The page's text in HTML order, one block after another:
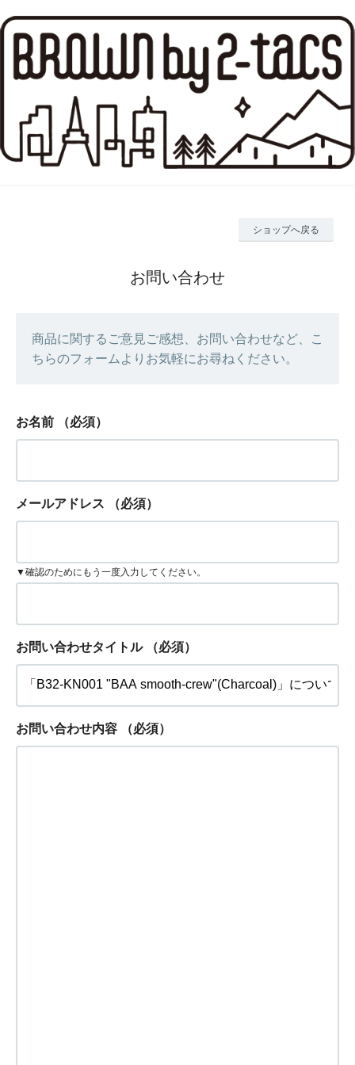
ショップへ戻る
お問い合わせ
商品に関するご意見ご感想、お問い合わせなど、こ
ちらのフォームよりお気軽にお尋ねください。
お名前 （必須）
メールアドレス （必須）
▼確認のためにもう一度入力してください。
お問い合わせタイトル （必須）
お問い合わせ内容 （必須）